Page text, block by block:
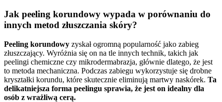
Jak peeling korundowy wypada w porównaniu do
innych metod złuszczania skóry?
Peeling korundowy zyskał ogromną popularność jako zabieg
złuszczający. Wyróżnia się on na tle innych technik, takich jak
peelingi chemiczne czy mikrodermabrazja, głównie dlatego, że jest
to metoda mechaniczna. Podczas zabiegu wykorzystuje się drobne
kryształki korundu, które skutecznie eliminują martwy naskórek. Ta
delikatniejsza forma peelingu sprawia, że jest on idealny dla
osób z wrażliwą cerą.